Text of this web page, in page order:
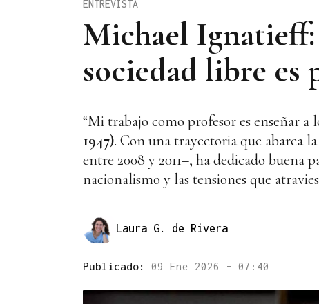
Michael
sociedad libre es
ENTREVISTA
“Mi trabajo como profesor es enseñar a
1947). Con una trayectoria que abarca
entre 2008 y 2011–, ha dedicado buena
nacionalismo y las tensiones que
Laura G. de Rivera
Publicado: 09 Ene 2026 - 07:40